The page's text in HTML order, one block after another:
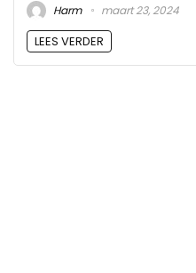
Harm
maart 23, 2024
LEES VERDER